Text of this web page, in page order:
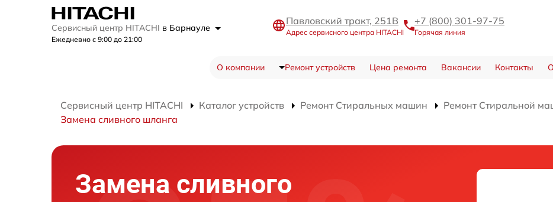
Сервисный центр HITACHI в Барнауле
Ежедневно с 9:00 до 21:00
Павловский тракт, 251В
Адрес сервисного центра HITACHI
+7 (800) 301-97-75
Горячая линия
О компании Ремонт устройств Цена ремонта Вакансии Контакты
Сервисный центр HITACHI Каталог устройств Ремонт Стиральных машин
Ремонт Стиральной
Замена сливного шланга
Замена сливного